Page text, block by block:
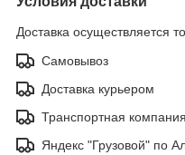
Доставка осуществляется
Самовывоз
Доставка курьером
Транспортная компания
Яндекс "Грузовой" по